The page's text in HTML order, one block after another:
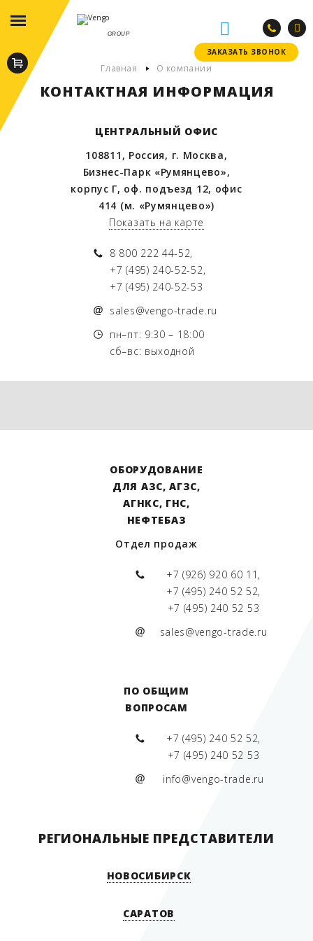
ЗАКАЗАТЬ ЗВОНОК
ЗАКАЗАТЬ ЗВОНОК
GROUP
Главная О компании
КОНТАКТНАЯ ИНФОРМАЦИЯ
ЦЕНТРАЛЬНЫЙ ОФИС
108811, Россия, г. Москва,
Бизнес-Парк «Румянцево»,
корпус Г, оф. подъезд 12, офис
414 (м. «Румянцево»)
Показать на карте
8 800 222 44-52,
+7 (495) 240-52-52,
+7 (495) 240-52-53
sales@vengo-trade.ru
пн–пт: 9:30 – 18:00
сб–вс: выходной
ОБОРУДОВАНИЕ
ДЛЯ АЗС, АГЗС,
АГНКС, ГНС,
НЕФТЕБАЗ
Отдел продаж
+7 (926) 920 60 11,
+7 (495) 240 52 52,
+7 (495) 240 52 53
sales@vengo-trade.ru
ПО ОБЩИМ
ВОПРОСАМ
+7 (495) 240 52 52,
+7 (495) 240 52 53
info@vengo-trade.ru
РЕГИОНАЛЬНЫЕ ПРЕДСТАВИТЕЛИ
НОВОСИБИРСК
Сибиряков-Гвардейцев 49А,
САРАТОВ
СХЕМА